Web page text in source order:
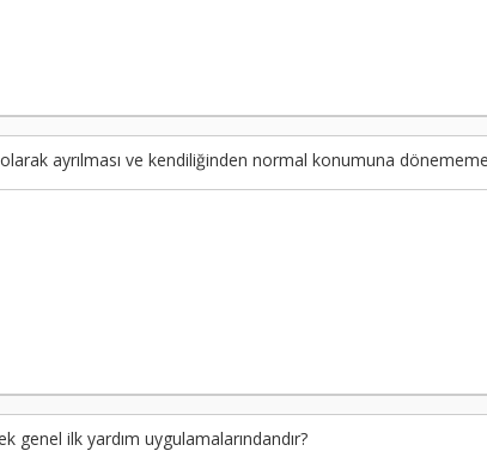
ayrılması ve kendiliğinden normal konumuna
genel ilk yardım uygulamalarındandır?